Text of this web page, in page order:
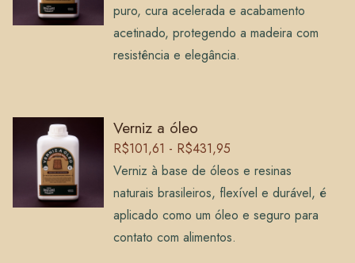
puro, cura acelerada e acabamento
acetinado, protegendo a madeira com
resistência e elegância.
Verniz a óleo
R$101,61 - R$431,95
Verniz à base de óleos e resinas
naturais brasileiros, flexível e durável, é
aplicado como um óleo e seguro para
contato com alimentos.